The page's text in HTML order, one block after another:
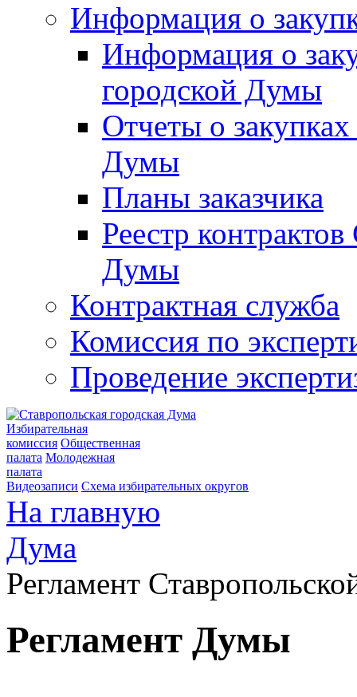
Информация о
Информация о
городской Думы
Отчеты о
Думы
Планы заказчика
Реестр
Думы
Контрактная служба
Комиссия по
Проведение
Избирательная
комиссия Общественная
палата Молодежная
палата
Видеозаписи Схема избирательных округов
На главную
Дума
Регламент
Регламент Думы